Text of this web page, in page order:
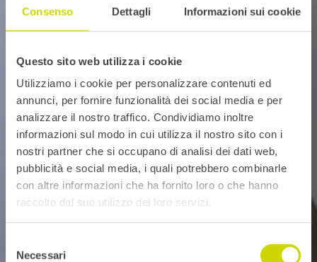
Consenso Dettagli Informazioni sui cookie
Questo sito web utilizza i cookie
Utilizziamo i cookie per personalizzare contenuti ed
annunci, per fornire funzionalità dei social media e per
analizzare il nostro traffico. Condividiamo inoltre
informazioni sul modo in cui utilizza il nostro sito con i
nostri partner che si occupano di analisi dei dati web,
pubblicità e social media, i quali potrebbero combinarle
con altre informazioni che ha fornito loro o che hanno
raccolto dal suo utilizzo dei loro servizi.
delNecessari